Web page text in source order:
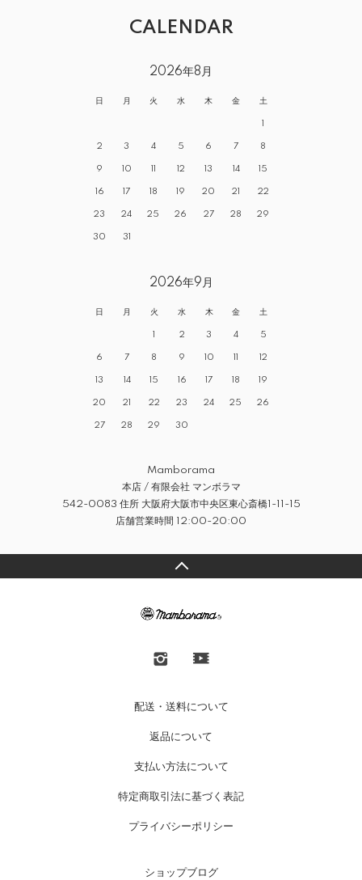
CALENDAR
2026年8月
日 月 火 水 木 金 土
1
2 3 4 5 6 7 8
9 10 11 12 13 14 15
16 17 18 19 20 21 22
23 24 25 26 27 28 29
30 31
2026年9月
日 月 火 水 木 金 土
1 2 3 4 5
6 7 8 9 10 11 12
13 14 15 16 17 18 19
20 21 22 23 24 25 26
27 28 29 30
Mamborama
本店 / 有限会社 マンボラマ
542-0083 住所 大阪府大阪市中央区東心斎橋1-11-15
店舗営業時間 12:00-20:00
配送・送料について
返品について
支払い方法について
特定商取引法に基づく表記
プライバシーポリシー
ショップブログ